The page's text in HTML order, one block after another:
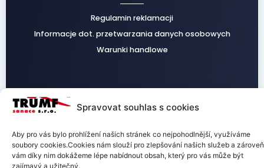
Spravovat souhlas s cookies
Aby pro vás bylo prohlížení našich stránek co nejpohodlnější, využíváme
soubory cookies.Cookies nám slouží pro zlepšování našich služeb a zároveň
vám díky nim dokážeme lépe nabídnout obsah, který pro vás může být
zajímavý a užitečný.
Regulamin reklamacji
Informacje dot. przetwarzania danych osobowych
Warunki handlowe
Facebook Instagram